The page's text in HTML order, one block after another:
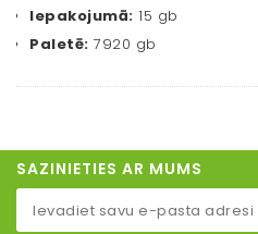
Iepakojumā: 15 gb
Paletē: 7920 gb
SAZINIETIES AR MUMS